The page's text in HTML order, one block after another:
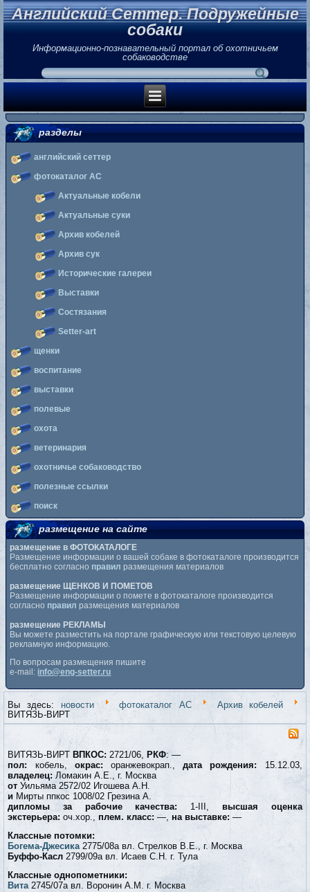
Английский Сеттер. Подружейные
собаки
Информационно-познавательный портал об охотничьем
собаководстве
разделы
английский сеттер
фотокаталог АС
Актуальные кобели
Актуальные суки
Архив кобелей
Архив сук
Исторические галереи
Выставки
Состязания
Setter-art
щенки
воспитание
выставки
полевые
охота
ветеринария
охотничье собаководство
полезные ссылки
поиск
размещение на сайте
размещение в ФОТОКАТАЛОГЕ
Размещение информации о вашей собаке в фотокаталоге производится
бесплатно согласно правил размещения материалов
размещение ЩЕНКОВ И ПОМЕТОВ
Размещение информации о помете в фотокаталоге производится
согласно правил размещения материалов
размещение РЕКЛАМЫ
Вы можете разместить на портале графическую или текстовую целевую
рекламную информацию.
По вопросам размещения пишите
e-mail: info@eng-setter.ru
Вы здесь: новости фотокаталог АС
Архив кобелей
ВИТЯЗЬ-ВИРТ
ВИТЯЗЬ-ВИРТ ВПКОС: 2721/06, РКФ: —
пол: кобель, окрас: оранжевокрап.,дата рождения: 15.12.03,
владелец: Ломакин А.Е., г. Москва
от Уильяма 2572/02 Игошева А.Н.
и Мирты ппкос 1008/02 Грезина А.
дипломы за рабочие качества: 1-III, высшая оценка
экстерьера: оч.хор., плем. класс: —,на выставке: —
Классные потомки:
Богема-Джесика2775/08а вл. Стрелков В.Е., г. Москва
Буффо-Касл 2799/09а вл. Исаев С.Н. г. Тула
Классные однопометники:
Вита2745/07а вл. Воронин А.М. г. Москва